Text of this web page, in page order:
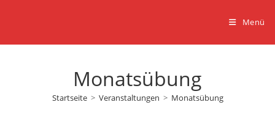
Menü
Monatsübung
Startseite > Veranstaltungen > Monatsübung